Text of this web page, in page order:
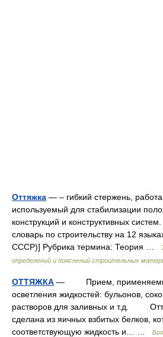
Оттяжка — – гибкий стержень,
используемый для стабилизации
конструкций и конструктивных
словарь по строительству на 12
СССР)] Рубрика термина: Теория …
определений и пояснений строительных
ОТТЯЖКА — Прием, применяемый
осветления жидкостей: бульонов,
растворов для заливных и т.д.
сделана из яичных взбитых белков,
соответствующую жидкость и… …